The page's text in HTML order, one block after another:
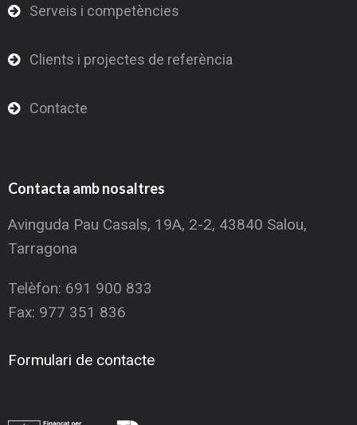
Serveis i competències
Clients i projectes de referència
Contacte
Contacta amb nosaltres
Avinguda Pau Casals, 19A, 2-2, 43840 Salou,
Tarragona
Telèfon: 691 900 833
Fax: 977 351 836
Formulari de contacte